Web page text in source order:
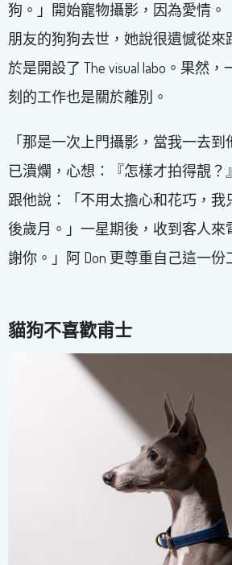
狗。」開始寵物攝影，因為愛情。
朋友的狗狗去世，她說很遺憾從來
於是開設了 The visual labo。果然，
刻的工作也是關於離別。
「那是一次上門攝影，當我一去
已潰爛，心想：『怎樣才拍得靚？
跟他說：「不用太擔心和花巧，我
後歲月。」一星期後，收到客人來
謝你。」阿 Don 更尊重自己這一份
貓狗不喜歡甫士